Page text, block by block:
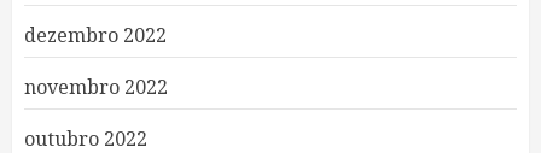
dezembro 2022
novembro 2022
outubro 2022